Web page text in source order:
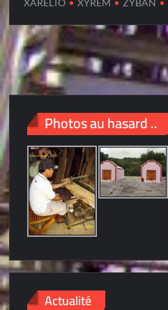
Photos au hasard ..
Actualité